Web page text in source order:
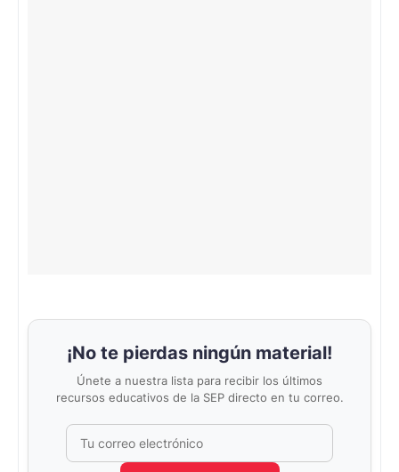
¡No te pierdas ningún material!
Únete a nuestra lista para recibir los últimos
recursos educativos de la SEP directo en tu correo.
No completar este campo